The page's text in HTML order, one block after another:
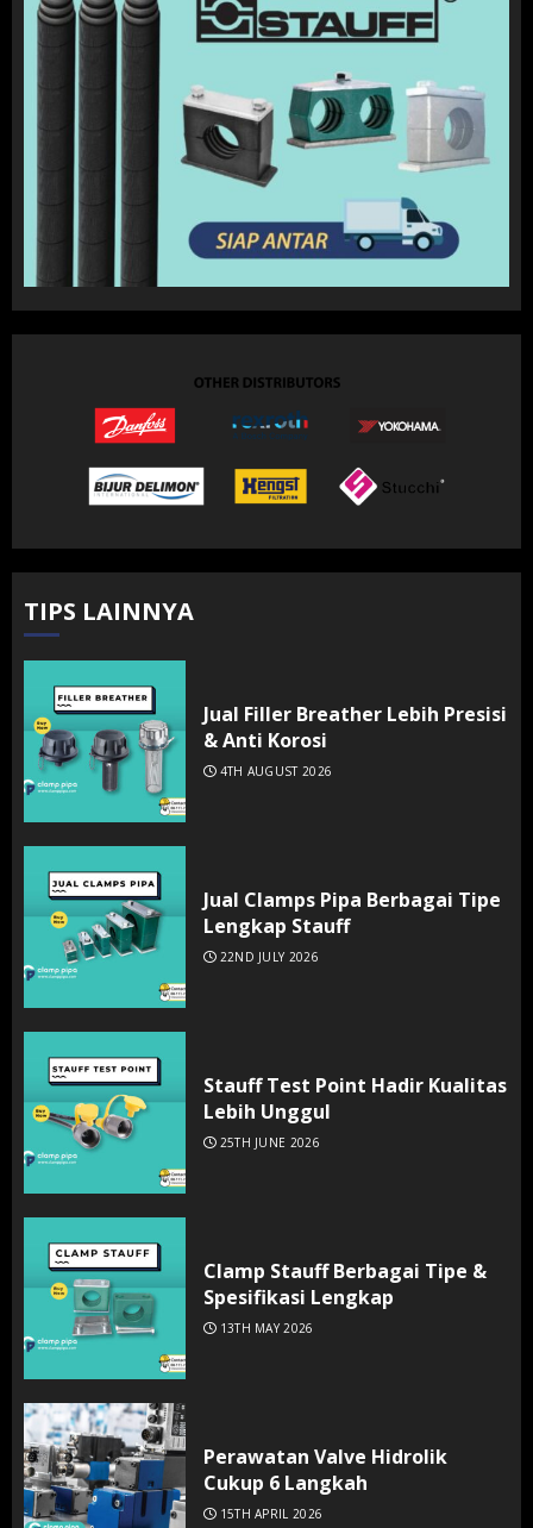
TIPS LAINNYA
Jual Filler Breather Lebih Presisi
& Anti Korosi
4TH AUGUST 2026
Jual Clamps Pipa Berbagai Tipe
Lengkap Stauff
22ND JULY 2026
Stauff Test Point Hadir Kualitas
Lebih Unggul
25TH JUNE 2026
Clamp Stauff Berbagai Tipe &
Spesifikasi Lengkap
13TH MAY 2026
Perawatan Valve Hidrolik
Cukup 6 Langkah
15TH APRIL 2026